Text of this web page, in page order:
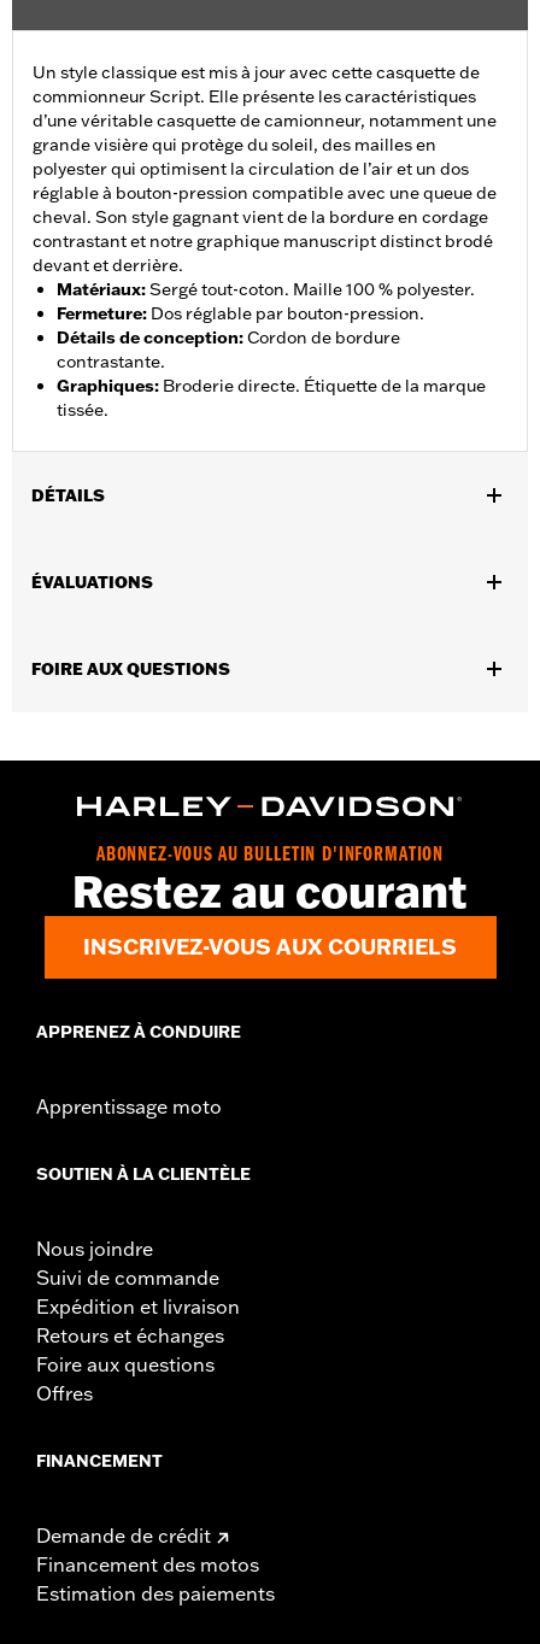
Un style classique est mis à jour avec cette casquette de
commionneur Script. Elle présente les caractéristiques
d’une véritable casquette de camionneur, notamment une
grande visière qui protège du soleil, des mailles en
polyester qui optimisent la circulation de l’air et un dos
réglable à bouton-pression compatible avec une queue de
cheval. Son style gagnant vient de la bordure en cordage
contrastant et notre graphique manuscript distinct brodé
devant et derrière.
Matériaux:Sergé tout-coton. Maille 100 % polyester.
Fermeture: Dos réglable par bouton-pression.
Détails de conception:Cordon de bordure
contrastante.
Graphiques: Broderie directe. Étiquette de la marque
tissée.
DÉTAILS
GARANTIE:Garantie limitée de 90 jours – Rendez-vous sur
ÉVALUATIONS
FOIRE AUX QUESTIONS
ABONNEZ-VOUS AU BULLETIN D'INFORMATION
Restez au courant
INSCRIVEZ-VOUS AUX COURRIELS
APPRENEZ À CONDUIRE
Apprentissage moto
SOUTIEN À LA CLIENTÈLE
Nous joindre
Suivi de commande
Expédition et livraison
Retours et échanges
Foire aux questions
Offres
FINANCEMENT
Demande de crédit
Financement des motos
Estimation des paiements